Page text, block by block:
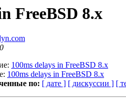
FreeBSD 8.x
100ms delays in FreeBSD 8.x
100ms delays in FreeBSD 8.x
по: [ дате ] [ дискуссии ] [